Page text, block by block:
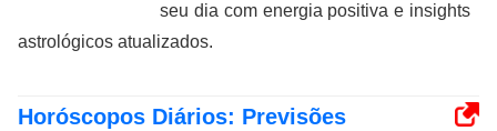
seu dia com energia positiva e insights
astrológicos atualizados.
Horóscopos Diários: Previsões